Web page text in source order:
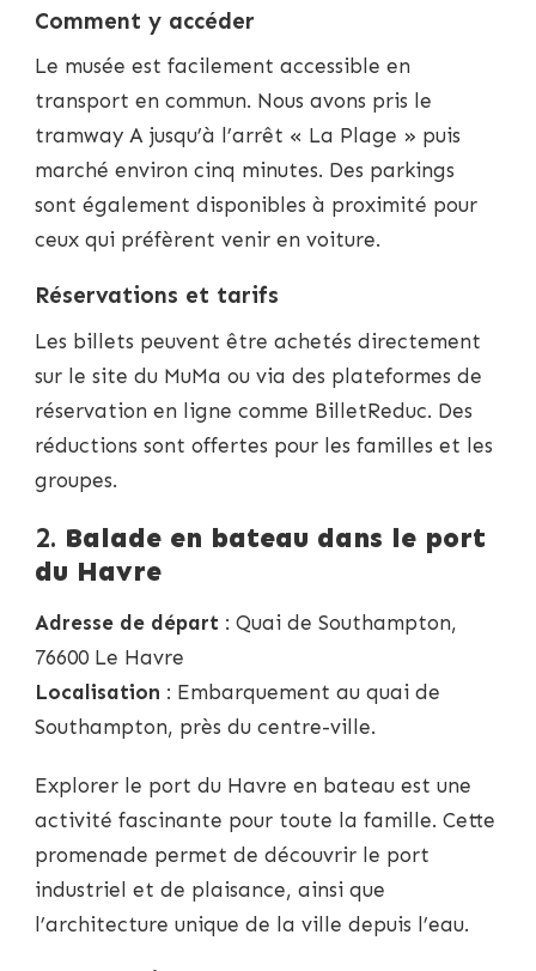
Comment y accéder
Le musée est facilement accessible en
transport en commun. Nous avons pris le
tramway A jusqu’à l’arrêt « La Plage » puis
marché environ cinq minutes. Des parkings
sont également disponibles à proximité pour
ceux qui préfèrent venir en voiture.
Réservations et tarifs
Les billets peuvent être achetés directement
sur le site du MuMa ou via des plateformes de
réservation en ligne comme BilletReduc. Des
réductions sont offertes pour les familles et les
groupes.
2. Balade en bateau dans le port
du Havre
Adresse de départ : Quai de Southampton,
76600 Le Havre
Localisation : Embarquement au quai de
Southampton, près du centre-ville.
Explorer le port du Havre en bateau est une
activité fascinante pour toute la famille. Cette
promenade permet de découvrir le port
industriel et de plaisance, ainsi que
l’architecture unique de la ville depuis l’eau.